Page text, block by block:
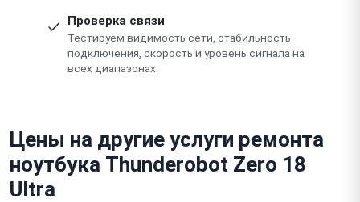
Проверка связи
Тестируем видимость сети, стабильность
подключения, скорость и уровень сигнала на
всех диапазонах.
Цены на другие услуги ремонта
ноутбука Thunderobot Zero 18
Ultra